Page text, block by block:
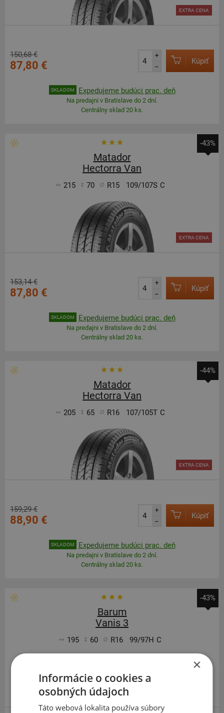
EXTRA CENA
150,68 €
87,80 €
+
–
Kúpiť
SKLADOM Expedujeme budúci prac. deň
Na predajni v Bratislave do 2 dní.
Centrálny sklad 20 ks.
-43%
Matador
Hectorra Van
215 70 R15 109/107S C
EXTRA CENA
153,14 €
87,80 €
+
–
Kúpiť
SKLADOM Expedujeme budúci prac. deň
Na predajni v Bratislave do 2 dní.
Centrálny sklad 20 ks.
-44%
Matador
Hectorra Van
205 65 R16 107/105T C
EXTRA CENA
159,29 €
88,90 €
+
–
Kúpiť
SKLADOM Expedujeme budúci prac. deň
Na predajni v Bratislave do 2 dní.
Centrálny sklad 20 ks.
-43%
Barum
Vanis 3
195 60 R16 99/97H C
×
Informácie o cookies a
osobných údajoch
Táto webová lokalita používa súbory